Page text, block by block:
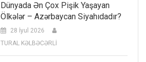
Dünyada Ən Çox Pişik Yaşayan
Ölkələr – Azərbaycan Siyahıdadır?
28 İyul 2026
TURAL KƏLBƏCƏRLİ